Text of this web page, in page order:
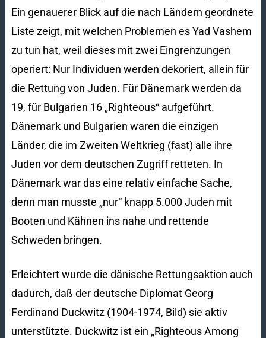
Ein genauerer Blick auf die nach Ländern geordnete
Liste zeigt, mit welchen Problemen es Yad Vashem
zu tun hat, weil dieses mit zwei Eingrenzungen
operiert: Nur Individuen werden dekoriert, allein für
die Rettung von Juden. Für Dänemark werden da
19, für Bulgarien 16 „Righteous“ aufgeführt.
Dänemark und Bulgarien waren die einzigen
Länder, die im Zweiten Weltkrieg (fast) alle ihre
Juden vor dem deutschen Zugriff retteten. In
Dänemark war das eine relativ einfache Sache,
denn man musste „nur“ knapp 5.000 Juden mit
Booten und Kähnen ins nahe und rettende
Schweden bringen.
Erleichtert wurde die dänische Rettungsaktion auch
dadurch, daß der deutsche Diplomat Georg
Ferdinand Duckwitz (1904-1974, Bild) sie aktiv
unterstützte. Duckwitz ist ein „Righteous Among